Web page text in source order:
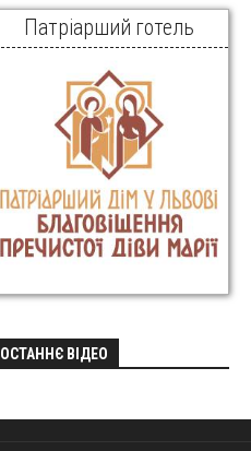
Патріарший готель
ОСТАННЄ ВІДЕО